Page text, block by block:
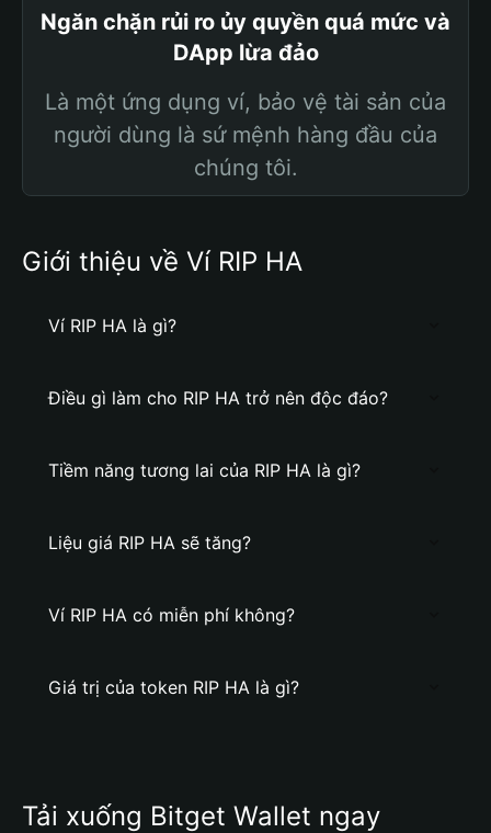
Ngăn chặn rủi ro ủy quyền quá mức và
DApp lừa đảo
Là một ứng dụng ví, bảo vệ tài sản của
người dùng là sứ mệnh hàng đầu của
chúng tôi.
Giới thiệu về Ví RIP HA
Ví RIP HA là gì?
Điều gì làm cho RIP HA trở nên độc đáo?
Tiềm năng tương lai của RIP HA là gì?
Liệu giá RIP HA sẽ tăng?
Ví RIP HA có miễn phí không?
Giá trị của token RIP HA là gì?
Tải xuống Bitget Wallet ngay